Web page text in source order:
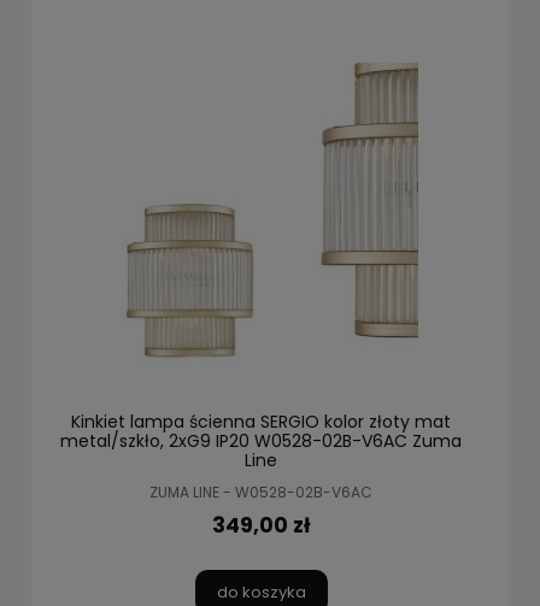
Kinkiet lampa ścienna SERGIO kolor złoty mat
metal/szkło, 2xG9 IP20 W0528-02B-V6AC Zuma
Line
ZUMA LINE - W0528-02B-V6AC
349,00 zł
do koszyka